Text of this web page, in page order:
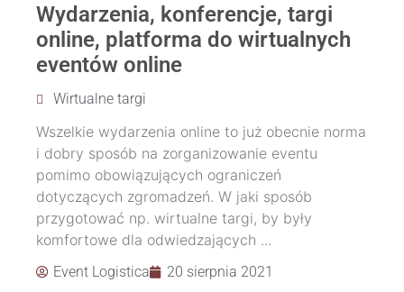
Wydarzenia, konferencje, targi
online, platforma do wirtualnych
eventów online
Wirtualne targi
Wszelkie wydarzenia online to już obecnie norma
i dobry sposób na zorganizowanie eventu
pomimo obowiązujących ograniczeń
dotyczących zgromadzeń. W jaki sposób
przygotować np. wirtualne targi, by były
komfortowe dla odwiedzających ...
Event Logistica 20 sierpnia 2021